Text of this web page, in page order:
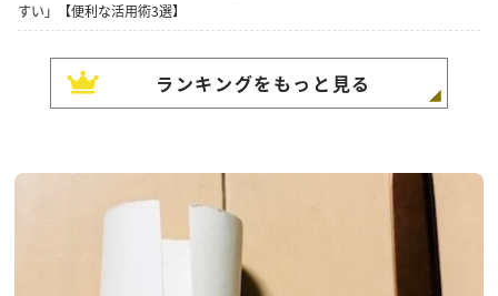
すい」【便利な活用術3選】
ランキングをもっと見る